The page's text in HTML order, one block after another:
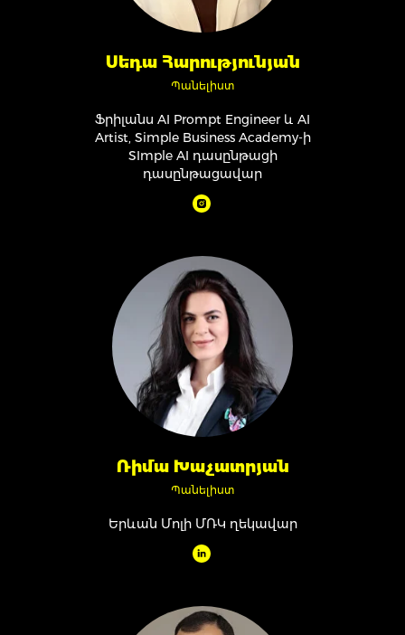
Սեդա Հարությունյան
Պանելիստ
Ֆրիլանս AI Prompt Engineer և AI
Artist, Simple Business Academy-ի
SImple AI դասընթացի
դասընթացավար
Ռիմա Խաչատրյան
Պանելիստ
Երևան Մոլի ՄՌԿ ղեկավար